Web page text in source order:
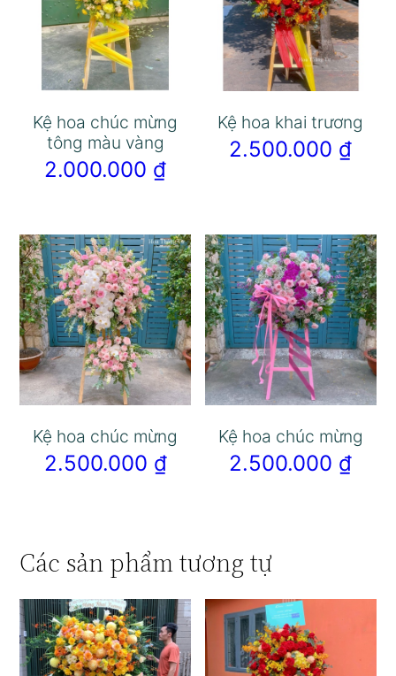
Kệ hoa chúc mừng
tông màu vàng
2.000.000 ₫
Kệ hoa khai trương
2.500.000 ₫
Kệ hoa chúc mừng
2.500.000 ₫
Kệ hoa chúc mừng
2.500.000 ₫
Các sản phẩm tương tự